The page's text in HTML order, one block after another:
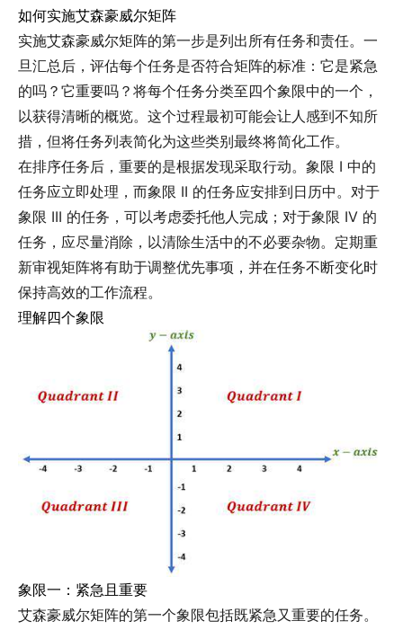
如何实施艾森豪威尔矩阵
实施艾森豪威尔矩阵的第一步是列出所有任务和责任。一
旦汇总后，评估每个任务是否符合矩阵的标准：它是紧急
的吗？它重要吗？将每个任务分类至四个象限中的一个，
以获得清晰的概览。这个过程最初可能会让人感到不知所
措，但将任务列表简化为这些类别最终将简化工作。
在排序任务后，重要的是根据发现采取行动。象限 I 中的
任务应立即处理，而象限 II 的任务应安排到日历中。对于
象限 III 的任务，可以考虑委托他人完成；对于象限 IV 的
任务，应尽量消除，以清除生活中的不必要杂物。定期重
新审视矩阵将有助于调整优先事项，并在任务不断变化时
保持高效的工作流程。
理解四个象限
象限一：紧急且重要
艾森豪威尔矩阵的第一个象限包括既紧急又重要的任务。